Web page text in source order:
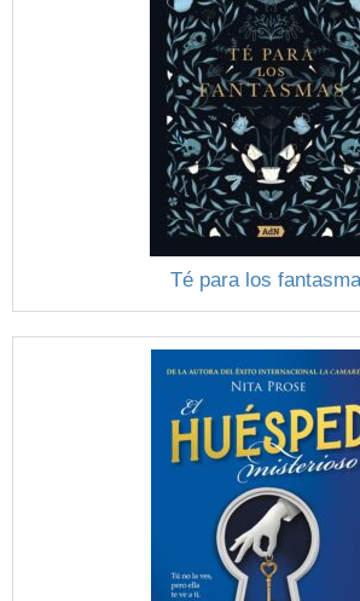
Té para los